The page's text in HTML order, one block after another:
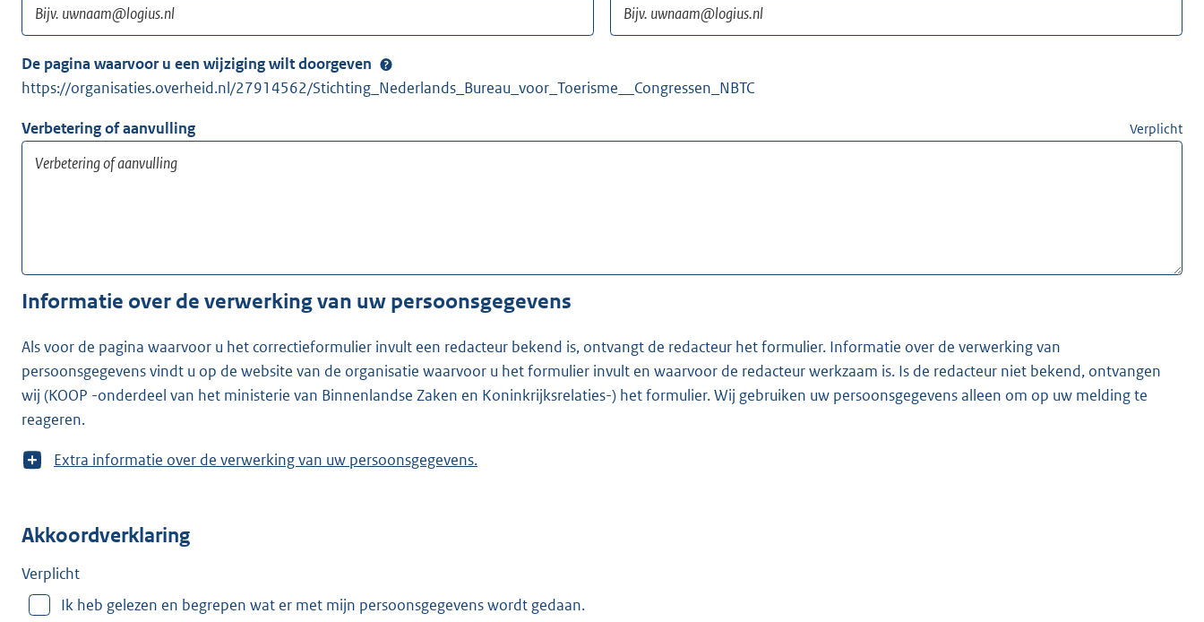
De pagina waarvoor u een wijziging wilt doorgeven
https://organisaties.overheid.nl/27914562/Stichting_Nederlands_Bureau_voor_Toerisme__Congressen_NBTC
Verbetering of aanvulling Verplicht
Informatie over de verwerking van uw persoonsgegevens
Als voor de pagina waarvoor u het correctieformulier invult een redacteur bekend is, ontvangt de redacteur het formulier. Informatie over de verwerking van
persoonsgegevens vindt u op de website van de organisatie waarvoor u het formulier invult en waarvoor de redacteur werkzaam is. Is de redacteur niet bekend, ontvangen
wij (KOOP -onderdeel van het ministerie van Binnenlandse Zaken en Koninkrijksrelaties-) het formulier. Wij gebruiken uw persoonsgegevens alleen om op uw melding te
reageren.
T
m
e
Extra informatie over de verwerking van uw persoonsgegevens.
Akkoordverklaring
Verplicht
Ik heb gelezen en begrepen wat er met mijn persoonsgegevens wordt gedaan.